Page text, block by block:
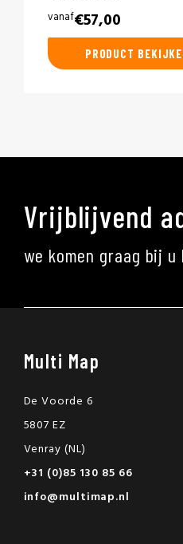
vanaf€57,00
PRODUCT
Vrijblijvend
we komen graag bij
Multi Map
De Voorde 6
5807 EZ
Venray (NL)
+31 (0)85 130 85 66
info@multimap.nl